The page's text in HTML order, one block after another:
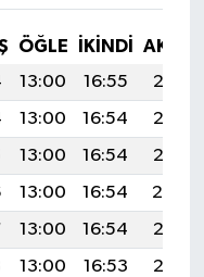
ÖĞLE İKINDI
13:00 16:55
20:17
13:00 16:54
20:16
13:00 16:54
20:15
13:00 16:54
20:14
13:00 16:54
20:13
13:00 16:53
20:12